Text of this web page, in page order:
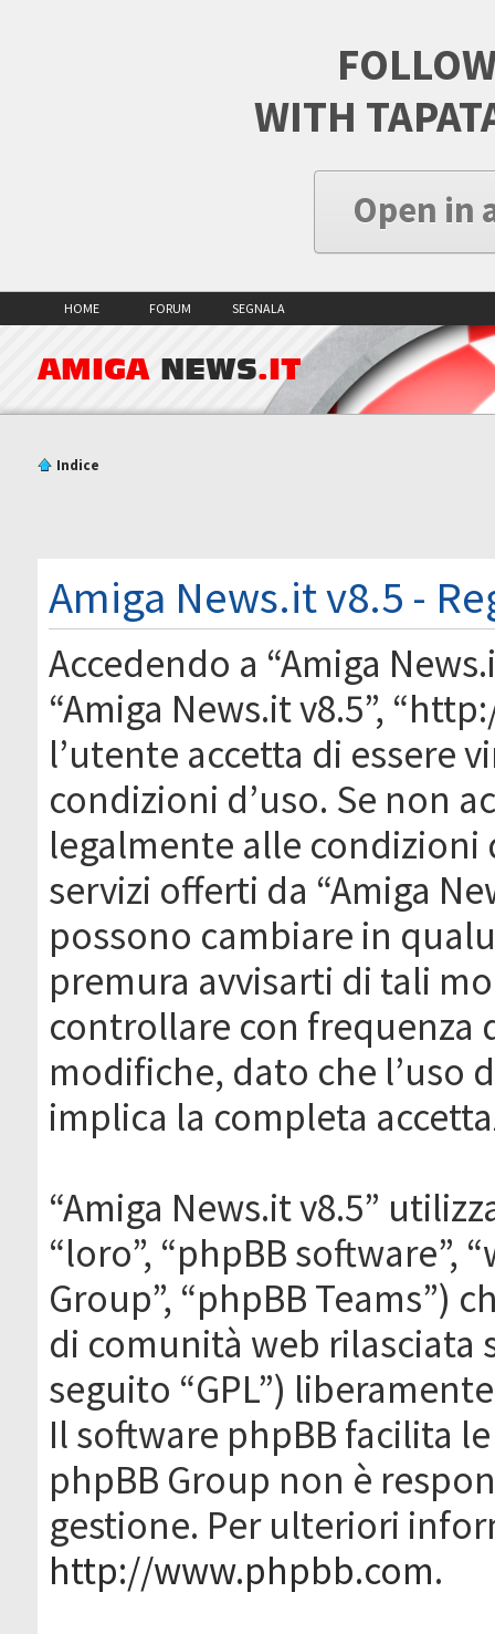
WITH
Open in
HOME FORUM SEGNALA
AMIGA NEWS.IT
Indice
Amiga News.it v8.5 -
Accedendo a “Amiga
“Amiga News.it v8.5”,
l’utente accetta di essere
condizioni d’uso. Se non
legalmente alle condizioni
servizi offerti da “Amiga
possono cambiare in
premura avvisarti di tali
controllare con frequenza
modifiche, dato che l’uso
implica la completa
“Amiga News.it v8.5”
“loro”, “phpBB software”,
Group”, “phpBB Teams”)
di comunità web rilasciata
seguito “GPL”)
Il software phpBB facilita
phpBB Group non è
gestione. Per ulteriori
http://www.phpbb.com.